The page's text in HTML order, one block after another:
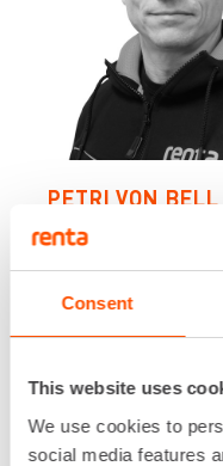
Consent
This website uses
We use cookies to
social media features
PETRI VON BELL
Toimipisteen